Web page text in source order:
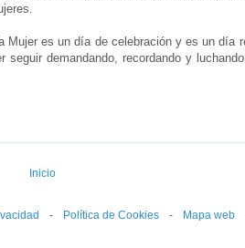
es un día de celebración y es un día
demandando, recordando y
Inicio
--- Política de Cookies --- Mapa web